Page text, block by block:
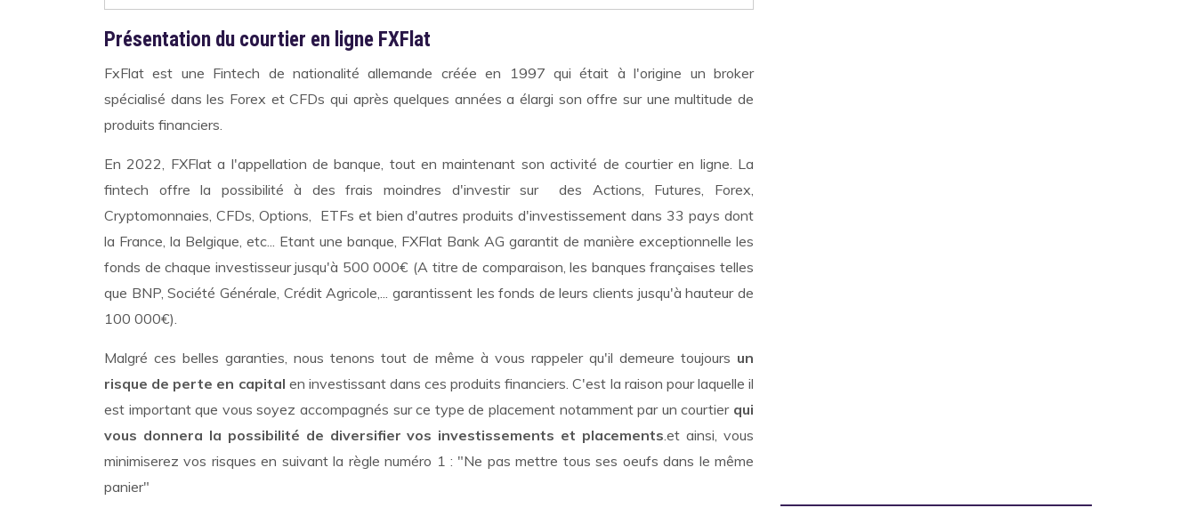
Présentation du courtier en ligne FXFlat
FxFlat est une Fintech de nationalité allemande créée en 1997 qui était à l'origine un broker
spécialisé dans les Forex et CFDs qui après quelques années a élargi son offre sur une multitude de
produits financiers.
En 2022, FXFlat a l'appellation de banque, tout en maintenant son activité de courtier en ligne. La
fintech offre la possibilité à des frais moindres d'investir sur des Actions, Futures, Forex,
Cryptomonnaies, CFDs, Options, ETFs et bien d'autres produits d'investissement dans 33 pays dont
la France, la Belgique, etc... Etant une banque, FXFlat Bank AG garantit de manière exceptionnelle les
fonds de chaque investisseur jusqu'à 500 000€ (A titre de comparaison, les banques françaises telles
que BNP, Société Générale, Crédit Agricole,... garantissent les fonds de leurs clients jusqu'à hauteur de
100 000€).
Malgré ces belles garanties, nous tenons tout de même à vous rappeler qu'il demeure toujours un
risque de perte en capital en investissant dans ces produits financiers. C'est la raison pour laquelle il
est important que vous soyez accompagnés sur ce type de placement notamment par un courtier qui
vous donnera la possibilité de diversifier vos investissements et placements.et ainsi, vous
minimiserez vos risques en suivant la règle numéro 1 : "Ne pas mettre tous ses oeufs dans le même
panier"